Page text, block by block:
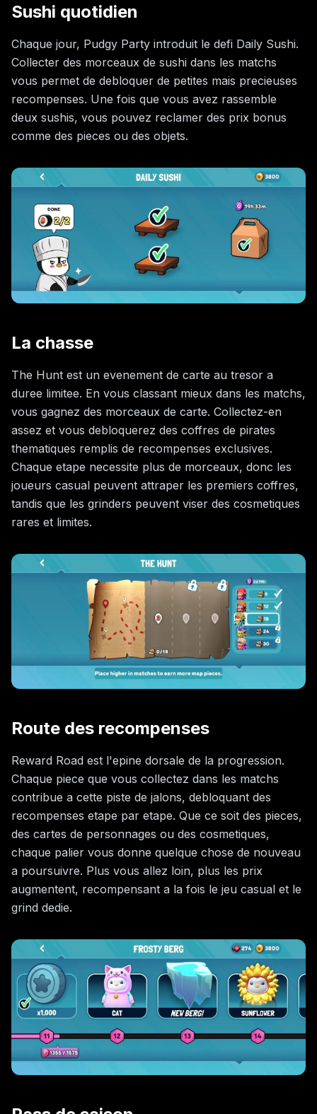
Sushi quotidien
Chaque jour, Pudgy Party introduit le defi Daily Sushi.
Collecter des morceaux de sushi dans les matchs
vous permet de debloquer de petites mais precieuses
recompenses. Une fois que vous avez rassemble
deux sushis, vous pouvez reclamer des prix bonus
comme des pieces ou des objets.
La chasse
The Hunt est un evenement de carte au tresor a
duree limitee. En vous classant mieux dans les matchs,
vous gagnez des morceaux de carte. Collectez-en
assez et vous debloquerez des coffres de pirates
thematiques remplis de recompenses exclusives.
Chaque etape necessite plus de morceaux, donc les
joueurs casual peuvent attraper les premiers coffres,
tandis que les grinders peuvent viser des cosmetiques
rares et limites.
Route des recompenses
Reward Road est l'epine dorsale de la progression.
Chaque piece que vous collectez dans les matchs
contribue a cette piste de jalons, debloquant des
recompenses etape par etape. Que ce soit des pieces,
des cartes de personnages ou des cosmetiques,
chaque palier vous donne quelque chose de nouveau
a poursuivre. Plus vous allez loin, plus les prix
augmentent, recompensant a la fois le jeu casual et le
grind dedie.